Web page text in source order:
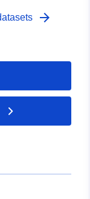
nakonarrow_forward